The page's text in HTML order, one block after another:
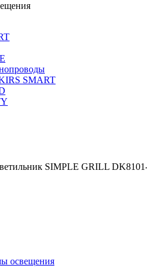
SMART
SIMPLE GRILL
освещения